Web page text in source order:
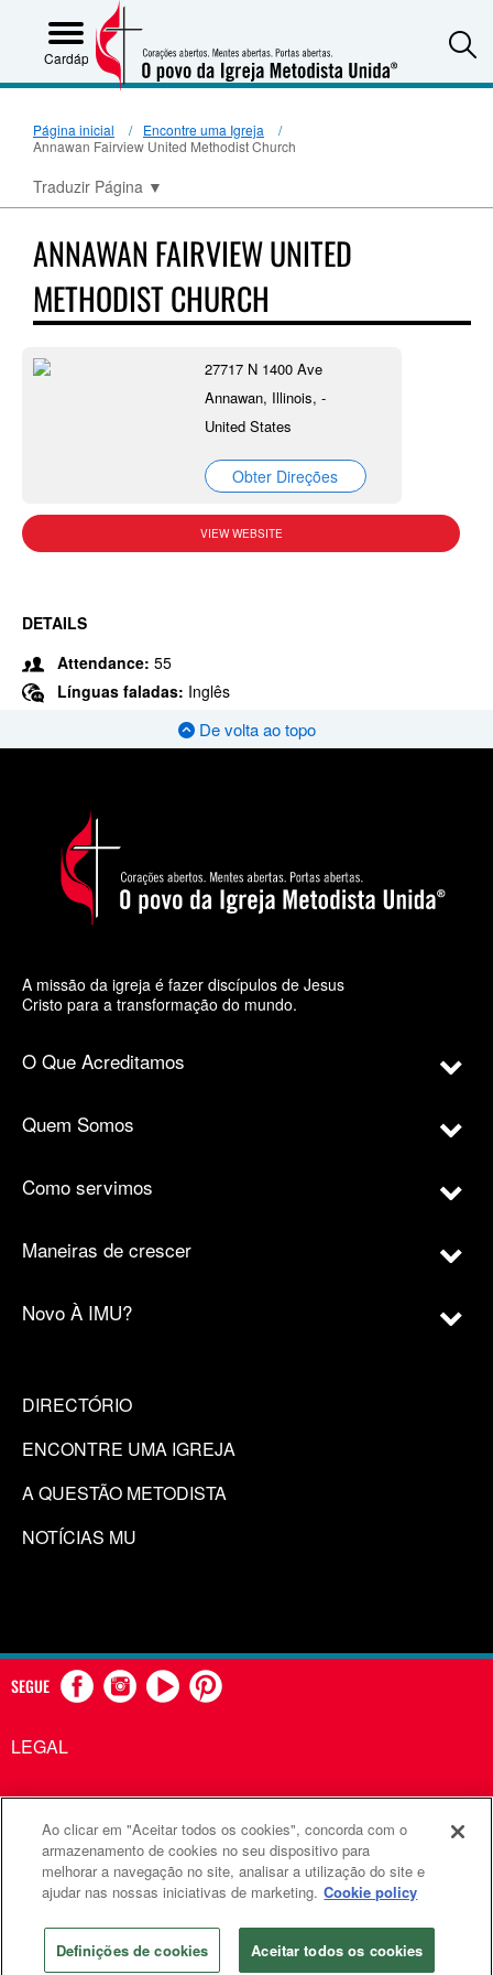
Cardápio
Página inicial
Encontre uma Igreja
Annawan Fairview United Methodist Church
Traduzir Página ▼
ANNAWAN FAIRVIEW UNITED
METHODIST CHURCH
27717 N 1400 Ave
Annawan, Illinois, -
United States
Obter Direções
VIEW WEBSITE
DETAILS
Attendance: 55
Línguas faladas: Inglês
De volta ao topo
A missão da igreja é fazer discípulos de Jesus
Cristo para a transformação do mundo.
O Que Acreditamos
Quem Somos
Como servimos
Maneiras de crescer
Novo À IMU?
DIRECTÓRIO
ENCONTRE UMA IGREJA
A QUESTÃO METODISTA
NOTÍCIAS MU
SEGUE
LEGAL
Comunicações Metodistas Unidas é uma agência da Igreja
Metodista Unida
©2026 Comunicações Metodistas Unidas. Todos os direitos
reservados
Ao clicar em "Aceitar todos os cookies", concorda com o
armazenamento de cookies no seu dispositivo para
melhorar a navegação no site, analisar a utilização do site e
ajudar nas nossas iniciativas de marketing. Cookie policy
Definições de cookies Aceitar todos os cookies